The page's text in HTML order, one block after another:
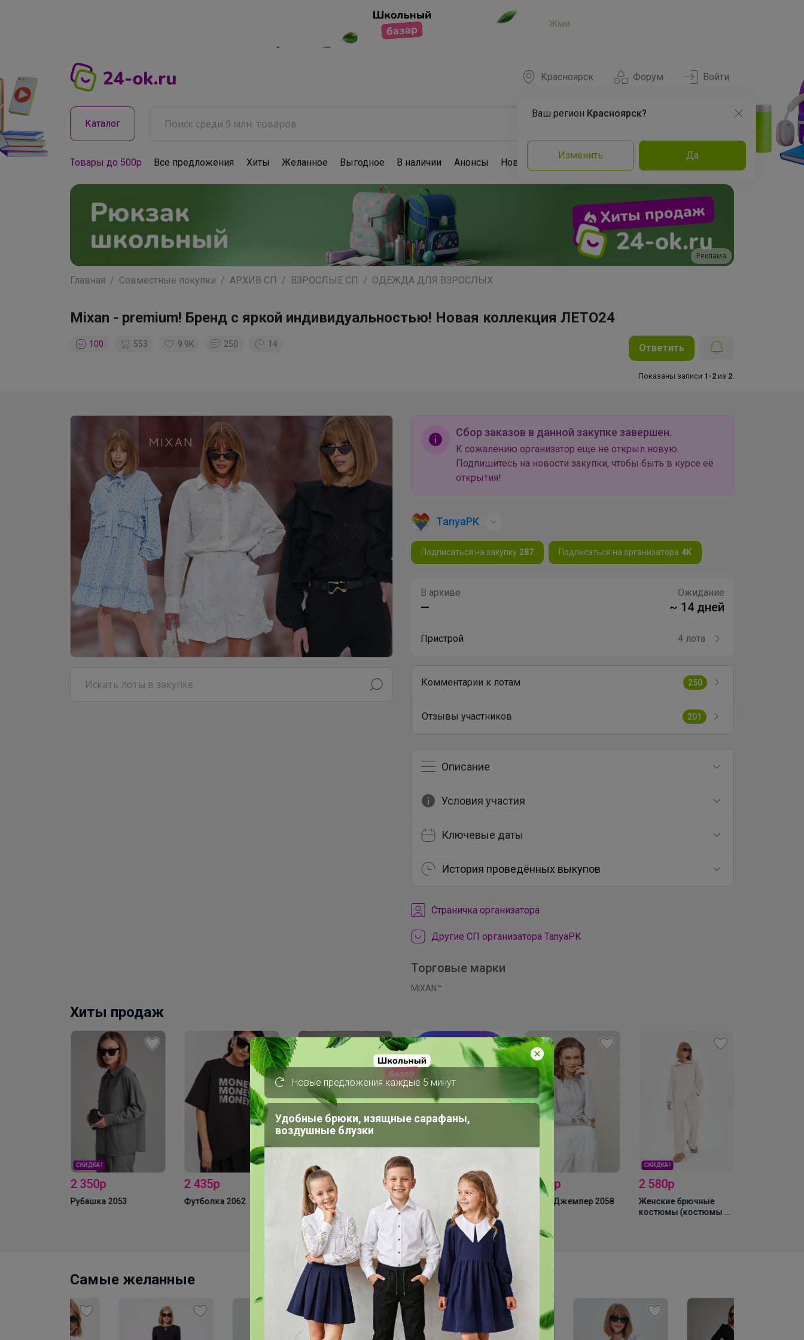
Жми
Форум
Красноярск
Ваш регион Красноярск?
Изменить Да
Войти
Каталог
Товары до 500р Все предложения Хиты Желанное Выгодное В наличии Анонсы Новости Команда Эксперты
Реклама
Главная Совместные покупки АРХИВ СП ВЗРОСЛЫЕ СП ОДЕЖДА ДЛЯ ВЗРОСЛЫХ
Mixan - premium! Бренд с яркой индивидуальностью! Новая коллекция ЛЕТО24
100 553 9.9K 250 14 Ответить
Показаны записи 1-2 из 2
Сбор заказов в данной закупке завершен.
К сожалению организатор еще не открыл новую.
Подпишитесь на новости закупки, чтобы быть в курсе её
открытия!
TanyaPK
Подписаться на закупку 287 Подписаться на организатора 4K
В архиве
—
Ожидание
~ 14 дней
Пристрой 4 лота
Комментарии к лотам 250
Отзывы участников 201
Описание
Условия участия
Ключевые даты
История проведённых выкупов
Cтраничка организатора
Другие СП организатора TanyaPK
Торговые марки
MIXAN™
Хиты продаж
СКИДКА !
2 350р
Рубашка 2053
2 435р
Футболка 2062
СКИДКА !
2 550р
Брюки 3041
2 728р
MIXAN Джемпер 2058
СКИДКА !
2 580р
Женские брючные
костюмы (костюмы с
Самые желанные
Новые предложения каждые 5 минут
Удобные брюки, изящные сарафаны,
воздушные блузки